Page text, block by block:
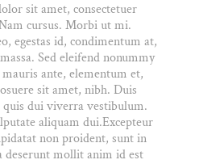
sit amet, consectetuer
cursus. Morbi ut mi.
egestas id, condimentum at,
Sed eleifend nonummy
ante, elementum et,
sit amet, nibh. Duis
dui viverra vestibulum.
aliquam dui.Excepteur
non proident, sunt in
deserunt mollit anim id est